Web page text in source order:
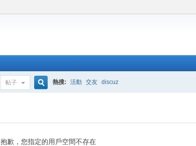
帖子
索
熱搜: 活動 交友 discuz
抱歉，您指定的用戶空間不存在